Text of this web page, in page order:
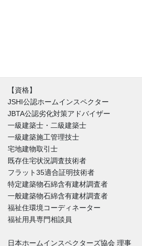
【資格】
JSHI公認ホームインスペクター
JBTA公認劣化対策アドバイザー
一級建築士・二級建築士
一級建築施工管理技士
宅地建物取引士
既存住宅状況調査技術者
フラット35適合証明技術者
特定建築物石綿含有建材調査者
一般建築物石綿含有建材調査者
福祉住環境コーディネーター
福祉用具専門相談員
日本ホームインスペクターズ協会 理事